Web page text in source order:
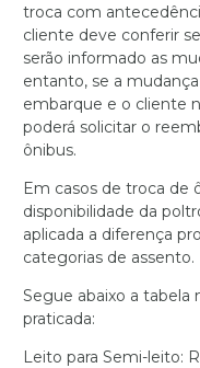
troca com
cliente deve conferir
serão informado as
entanto, se a
embarque e o cliente
poderá solicitar o
ônibus.
Em casos de troca de
disponibilidade da
aplicada a diferença
categorias de assento.
Segue abaixo a tabela
praticada:
Leito para Semi-leito: